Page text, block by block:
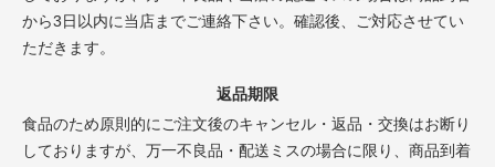
から3日以内に当店までご連絡下さい。確認後、ご対応させてい
ただきます。
返品期限
食品のため原則的にご注文後のキャンセル・返品・交換はお断り
しておりますが、万一不良品・配送ミスの場合に限り、商品到着